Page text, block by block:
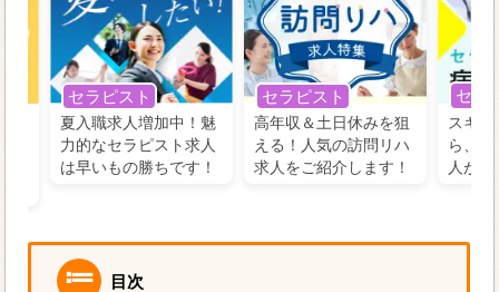
セラピスト
夏入職求人増加中！魅
力的なセラピスト求人
は早いもの勝ちです！
セラピスト
高年収＆土日休みを狙
える！人気の訪問リハ
求人をご紹介します！
セラ
スキ
ら、
人が
目次